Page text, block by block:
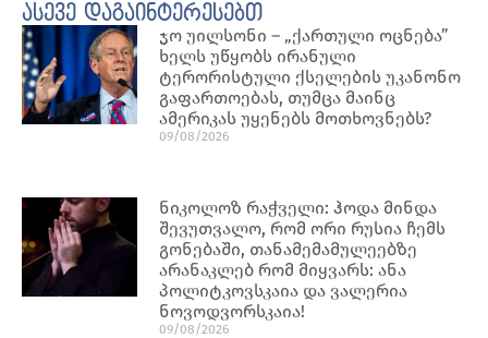
ასევე დაგაინტერესებთ
ჯო უილსონი – „ქართული ოცნება”
ხელს უწყობს ირანული
ტერორისტული ქსელების უკანონო
გაფართოებას, თუმცა მაინც
ამერიკას უყენებს მოთხოვნებს?
09/08/2026
ნიკოლოზ რაჭველი: ჰოდა მინდა
შევუთვალო, რომ ორი რუსია ჩემს
გონებაში, თანამემამულეებზე
არანაკლებ რომ მიყვარს: ანა
პოლიტკოვსკაია და ვალერია
ნოვოდვორსკაია!
09/08/2026